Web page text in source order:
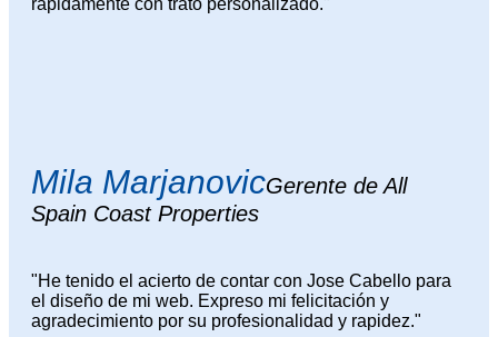
rápidamente con trato personalizado."
Mila MarjanovicGerente de All
Spain Coast Properties
"He tenido el acierto de contar con Jose Cabello para
el diseño de mi web. Expreso mi felicitación y
agradecimiento por su profesionalidad y rapidez."